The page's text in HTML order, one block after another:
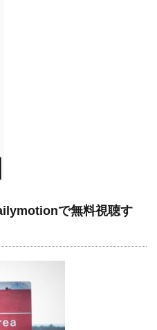
で無料視聴す